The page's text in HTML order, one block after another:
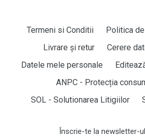
Termeni si Conditii
Politica
Livrare și retur
Cerere
Datele mele personale
ANPC - Protecția
SOL - Solutionarea Litigiilor
Înscrie-te la newsletter-